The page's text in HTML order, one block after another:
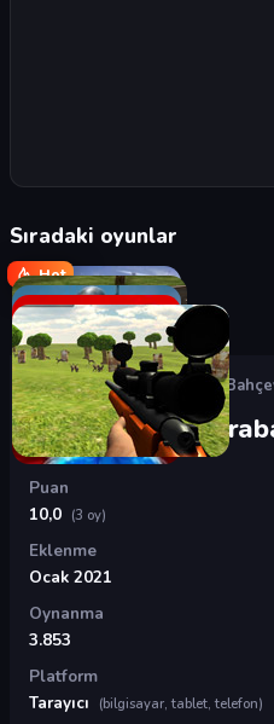
Sıradaki oyunlar
Hot
Oyunlar›3D Oyunlar Arka
Arka Bahçeye
Puan
10,0 (3 oy)
Eklenme
Ocak 2021
Oynanma
3.853
Platform
Tarayıcı
(bilgisayar, tablet, telefon)